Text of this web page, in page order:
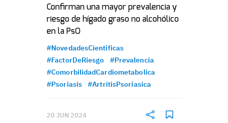
Confirman una mayor prevalencia y
riesgo de hígado graso no alcohólico
en la PsO
#NovedadesCientificas
#FactorDeRiesgo
#Prevalencia
#ComorbilidadCardiometabolica
#Psoriasis
#ArtritisPsoriasica
20 JUN 2024